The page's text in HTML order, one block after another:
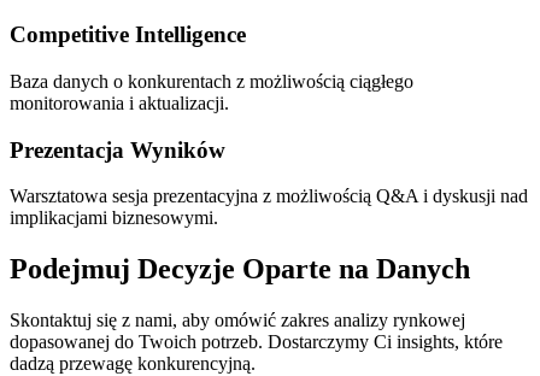
Competitive Intelligence
Baza danych o konkurentach z możliwością ciągłego
monitorowania i aktualizacji.
Prezentacja Wyników
Warsztatowa sesja prezentacyjna z możliwością Q&A i dyskusji nad
implikacjami biznesowymi.
Podejmuj Decyzje Oparte na Danych
Skontaktuj się z nami, aby omówić zakres analizy rynkowej
dopasowanej do Twoich potrzeb. Dostarczymy Ci insights, które
dadzą przewagę konkurencyjną.